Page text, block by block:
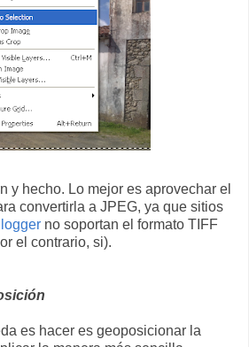
y hecho. Lo mejor es aprovechar el
convertirla a JPEG, ya que sitios
no soportan el formato TIFF
el contrario, si).
es hacer es geoposicionar la